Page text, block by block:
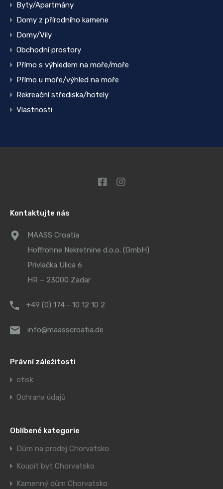
Byty/Apartmány
Domy z přírodního kamene
Domy/Vily
Obchodní prostory
Přímo s výhledem na moře/moře
Přímo u moře/výhled na moře
Rekreační střediska/hotely
Vlastnosti
Kontaktujte nás
MAASS Croatia
Hoffrohne Nekretnine d.o.o. (GmbH)
Privlačka Ulica 6
HR – 23000 Zadar
+49 (0) 174 - 10 12 10 2
info@maasscroatia.de
Právní záležitosti
otisk
Ochrana údajů
Oblíbené kategorie
Dům na prodej Chorvatsko
Koupit byt Chorvatsko
Kamenný dům Chorvatsko